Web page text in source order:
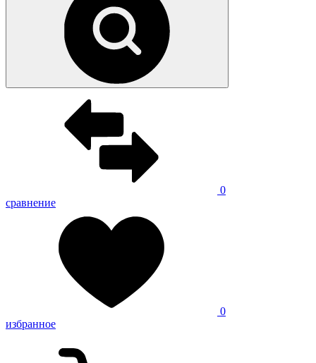
0
сравнение
0
избранное